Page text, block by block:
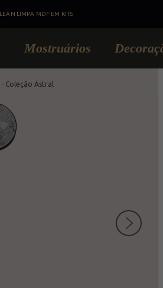
LIMPA MDF EM KITS
Mostruários
Coleção Astral